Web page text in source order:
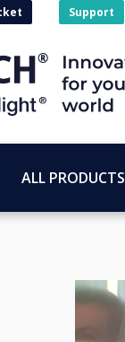
Support
ALL PRODUCTS